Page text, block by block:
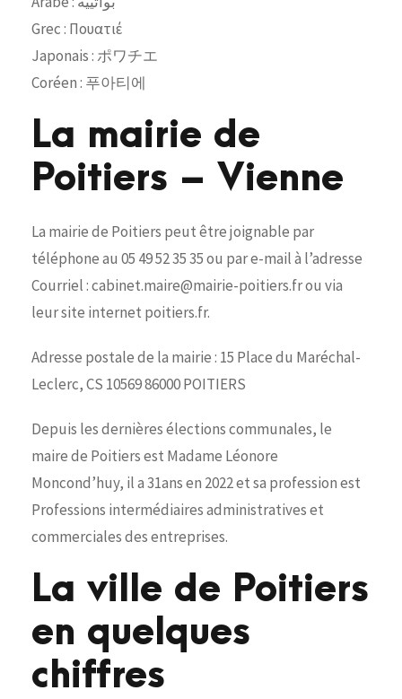
Grec : Πουατιέ
Japonais : ポワチエ
Coréen : 푸아티에
La mairie de
Poitiers – Vienne
La mairie de Poitiers peut être joignable par
téléphone au 05 49 52 35 35 ou par e-mail à l’adresse
Courriel : cabinet.maire@mairie-poitiers.fr ou via
leur site internet poitiers.fr.
Adresse postale de la mairie : 15 Place du Maréchal-
Leclerc, CS 10569 86000 POITIERS
Depuis les dernières élections communales, le
maire de Poitiers est Madame Léonore
Moncond’huy, il a 31ans en 2022 et sa profession est
Professions intermédiaires administratives et
commerciales des entreprises.
La ville de Poitiers
en quelques
chiffres